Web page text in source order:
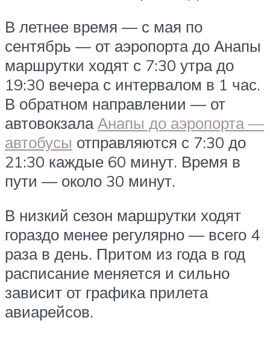
В летнее время — с мая по
сентябрь — от аэропорта до Анапы
маршрутки ходят с 7:30 утра до
19:30 вечера с интервалом в 1 час.
В обратном направлении — от
автовокзалаАнапы до аэропорта —
автобусы отправляются с 7:30 до
21:30 каждые 60 минут. Время в
пути — около 30 минут.
В низкий сезон маршрутки ходят
гораздо менее регулярно — всего 4
раза в день. Притом из года в год
расписание меняется и сильно
зависит от графика прилета
авиарейсов.